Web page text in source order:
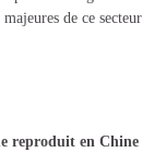
de ce secteur
reproduit en Chine